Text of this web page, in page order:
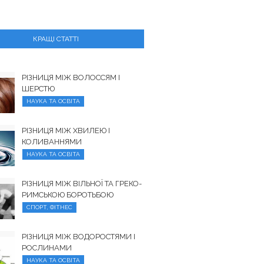
КРАЩІ СТАТТІ
РІЗНИЦЯ МІЖ ВОЛОССЯМ І
ШЕРСТЮ
НАУКА ТА ОСВІТА
РІЗНИЦЯ МІЖ ХВИЛЕЮ І
КОЛИВАННЯМИ
НАУКА ТА ОСВІТА
РІЗНИЦЯ МІЖ ВІЛЬНОЇ ТА ГРЕКО-
РИМСЬКОЮ БОРОТЬБОЮ
СПОРТ, ФІТНЕС
РІЗНИЦЯ МІЖ ВОДОРОСТЯМИ І
РОСЛИНАМИ
НАУКА ТА ОСВІТА